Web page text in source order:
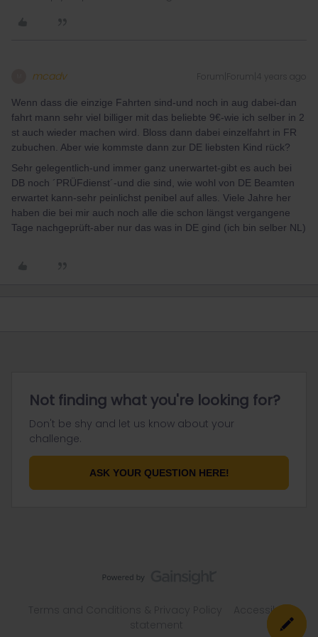
mcadv Forum|Forum|4 years ago
Wenn dass die einzige Fahrten sind-und noch in aug dabei-dan
fahrt mann sehr viel billiger mit das beliebte 9€-wie ich selber in 2
st auch wieder machen wird. Bloss dann dabei einzelfahrt in FR
zubuchen. Aber wie kommste dann zur DE liebsten Kind rück?
Sehr gelegentlich-und immer ganz unerwartet-gibt es auch bei
DB noch ´PRÜFdienst´-und die sind, wie wohl von DE Beamten
erwartet kann-sehr peinlichst penibel auf alles. Viele Jahre her
haben die bei mir auch noch alle die schon längst vergangene
Tage nachgeprüft-aber nur das was in DE gind (ich bin selber NL)
Not finding what you're looking for?
Don't be shy and let us know about your
challenge.
ASK YOUR QUESTION HERE!
Accessibility